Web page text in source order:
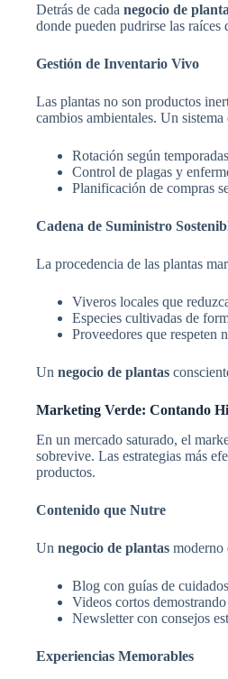
Detrás de cada negocio de
donde pueden pudrirse las raíces
Gestión de Inventario Vivo
Las plantas no son productos
cambios ambientales. Un
Rotación según
Control de plagas y
Planificación de compras
Cadena de Suministro
La procedencia de las plantas
Viveros locales que
Especies cultivadas de
Proveedores que respeten
Un negocio de plantas
Marketing Verde: Contando
En un mercado saturado, el
sobrevive. Las estrategias más
productos.
Contenido que Nutre
Un negocio de plantas moderno
Blog con guías de
Videos cortos
Newsletter con consejos
Experiencias Memorables